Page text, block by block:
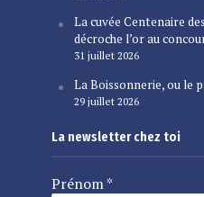
La cuvée Centenaire
décroche l’or au
31 juillet 2026
La Boissonnerie, ou le
29 juillet 2026
La newsletter chez toi
Prénom*